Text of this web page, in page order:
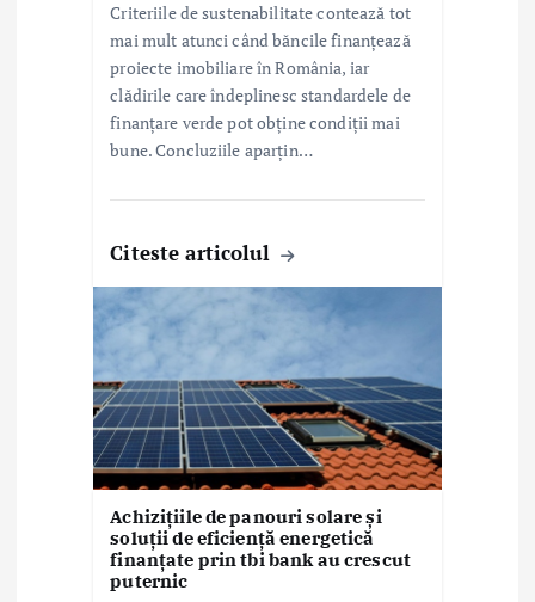
Criteriile de sustenabilitate contează tot
mai mult atunci când băncile finanțează
proiecte imobiliare în România, iar
clădirile care îndeplinesc standardele de
finanțare verde pot obține condiții mai
bune. Concluziile aparțin…
Citeste articolul
Achizițiile de panouri solare și
soluții de eficiență energetică
finanțate prin tbi bank au crescut
puternic